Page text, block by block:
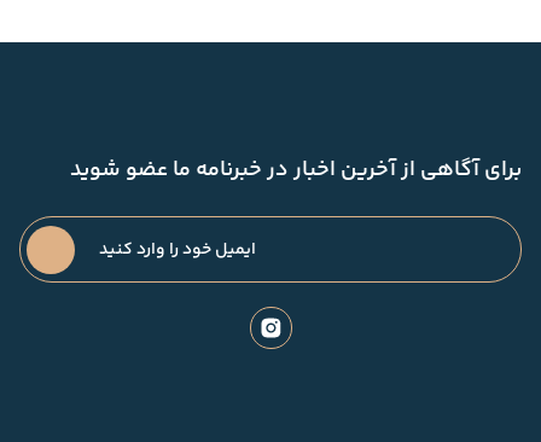
برای آگاهی از آخرین اخبار در خبرنامه ما عضو شوید